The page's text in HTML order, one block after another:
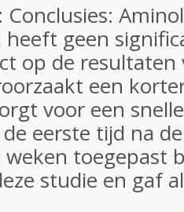
heeft geen
op de resultaten
een
voor een
eerste tijd na
toegepast
studie en gaf